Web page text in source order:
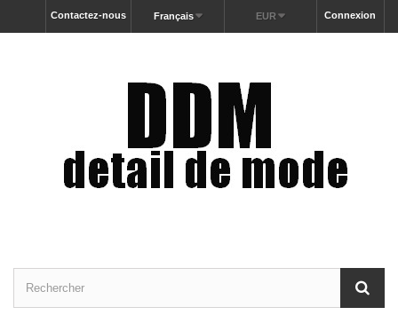
Connexion
EUR
Français
Contactez-nous